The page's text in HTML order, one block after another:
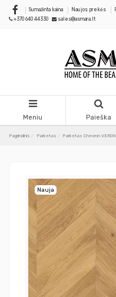
Sumažinta kaina Naujos prekės
+370 640 44330
sales@asmara.lt
Meniu Paieška
Pagrindinis Parketas Parketas Chevron
Nauja